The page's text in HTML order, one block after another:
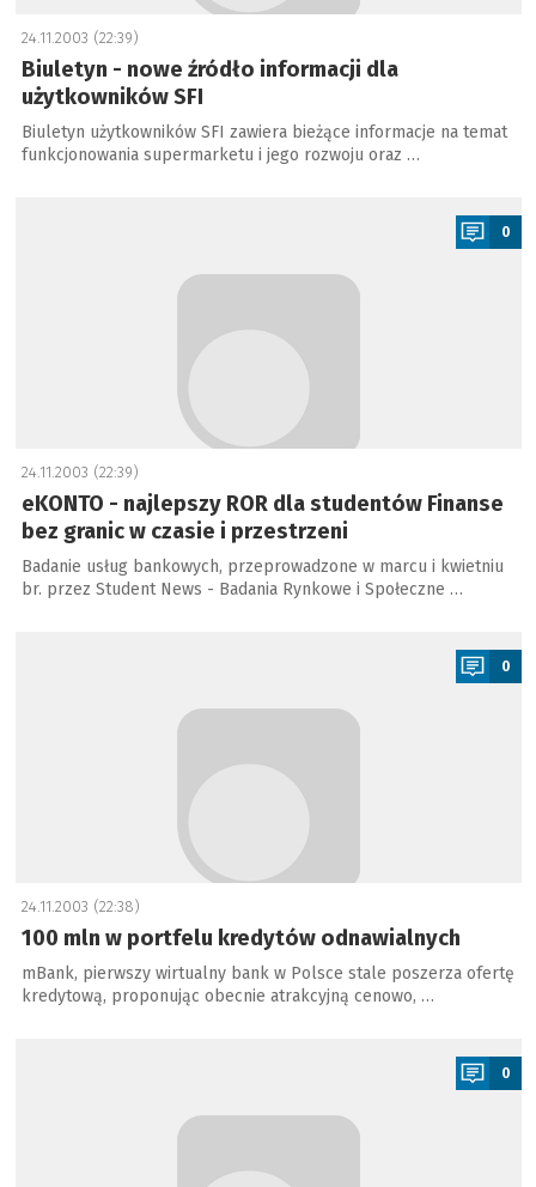
24.11.2003 (22:39)
Biuletyn - nowe źródło informacji dla
użytkowników SFI
Biuletyn użytkowników SFI zawiera bieżące informacje na temat
funkcjonowania supermarketu i jego rozwoju oraz …
0
24.11.2003 (22:39)
eKONTO - najlepszy ROR dla studentów Finanse
bez granic w czasie i przestrzeni
Badanie usług bankowych, przeprowadzone w marcu i kwietniu
br. przez Student News - Badania Rynkowe i Społeczne …
0
24.11.2003 (22:38)
100 mln w portfelu kredytów odnawialnych
mBank, pierwszy wirtualny bank w Polsce stale poszerza ofertę
kredytową, proponując obecnie atrakcyjną cenowo, …
0